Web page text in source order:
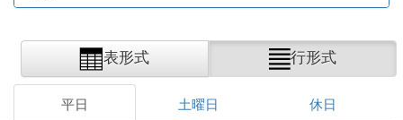
表形式 行形式
平日 土曜日 休日